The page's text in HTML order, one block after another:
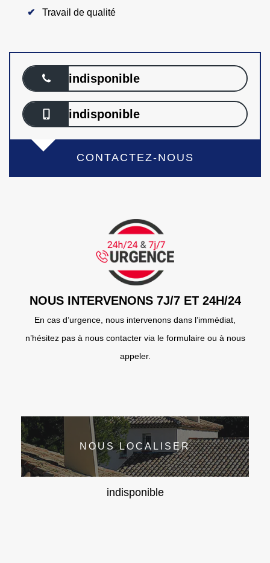
Travail de qualité
indisponible
indisponible
CONTACTEZ-NOUS
NOUS INTERVENONS 7J/7 ET 24H/24
En cas d’urgence, nous intervenons dans l’immédiat,
n’hésitez pas à nous contacter via le formulaire ou à nous
appeler.
NOUS LOCALISER
indisponible